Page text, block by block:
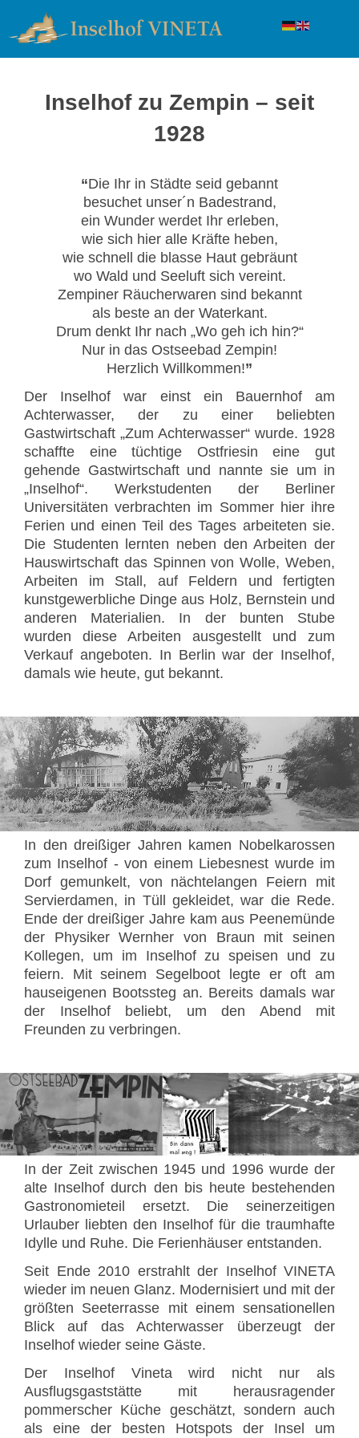
Inselhof zu Zempin – seit
1928
“Die Ihr in Städte seid gebannt
besuchet unser´n Badestrand,
ein Wunder werdet Ihr erleben,
wie sich hier alle Kräfte heben,
wie schnell die blasse Haut gebräunt
wo Wald und Seeluft sich vereint.
Zempiner Räucherwaren sind bekannt
als beste an der Waterkant.
Drum denkt Ihr nach „Wo geh ich hin?“
Nur in das Ostseebad Zempin!
Herzlich Willkommen!”
Der Inselhof war einst ein Bauernhof am
Achterwasser, der zu einer beliebten
Gastwirtschaft „Zum Achterwasser“ wurde. 1928
schaffte eine tüchtige Ostfriesin eine gut
gehende Gastwirtschaft und nannte sie um in
„Inselhof“. Werkstudenten der Berliner
Universitäten verbrachten im Sommer hier ihre
Ferien und einen Teil des Tages arbeiteten sie.
Die Studenten lernten neben den Arbeiten der
Hauswirtschaft das Spinnen von Wolle, Weben,
Arbeiten im Stall, auf Feldern und fertigten
kunstgewerbliche Dinge aus Holz, Bernstein und
anderen Materialien. In der bunten Stube
wurden diese Arbeiten ausgestellt und zum
Verkauf angeboten. In Berlin war der Inselhof,
damals wie heute, gut bekannt.
In den dreißiger Jahren kamen Nobelkarossen
zum Inselhof - von einem Liebesnest wurde im
Dorf gemunkelt, von nächtelangen Feiern mit
Servierdamen, in Tüll gekleidet, war die Rede.
Ende der dreißiger Jahre kam aus Peenemünde
der Physiker Wernher von Braun mit seinen
Kollegen, um im Inselhof zu speisen und zu
feiern. Mit seinem Segelboot legte er oft am
hauseigenen Bootssteg an. Bereits damals war
der Inselhof beliebt, um den Abend mit
Freunden zu verbringen.
In der Zeit zwischen 1945 und 1996 wurde der
alte Inselhof durch den bis heute bestehenden
Gastronomieteil ersetzt. Die seinerzeitigen
Urlauber liebten den Inselhof für die traumhafte
Idylle und Ruhe. Die Ferienhäuser entstanden.
Seit Ende 2010 erstrahlt der Inselhof VINETA
wieder im neuen Glanz. Modernisiert und mit der
größten Seeterrasse mit einem sensationellen
Blick auf das Achterwasser überzeugt der
Inselhof wieder seine Gäste.
Der Inselhof Vineta wird nicht nur als
Ausflugsgaststätte mit herausragender
pommerscher Küche geschätzt, sondern auch
als eine der besten Hotspots der Insel um